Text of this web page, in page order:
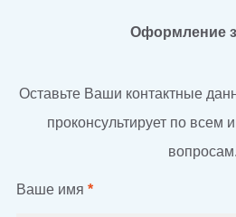
Оформление
Оставьте Ваши контактные
проконсультирует по
вопросам.
Ваше имя *